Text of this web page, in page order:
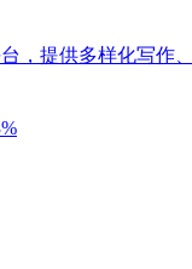
，提供多样化写作